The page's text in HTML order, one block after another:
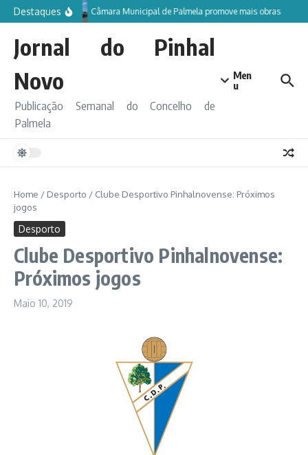
Ir para o conteúdo
Destaques Câmara Municipal de Palmela promove mais obras
Jornal do Pinhal
Novo
Publicação Semanal do Concelho de
Palmela
Men
u
Home / Desporto / Clube Desportivo Pinhalnovense: Próximos
jogos
Desporto
Clube Desportivo Pinhalnovense:
Próximos jogos
Maio 10, 2019